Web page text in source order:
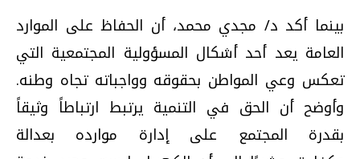
بينما أكد د/ مجدي محمد، أن الحفاظ على الموارد
العامة يعد أحد أشكال المسؤولية المجتمعية التي
تعكس وعي المواطن بحقوقه وواجباته تجاه وطنه.
وأوضح أن الحق في التنمية يرتبط ارتباطاً وثيقاً
بقدرة المجتمع على إدارة موارده بعدالة